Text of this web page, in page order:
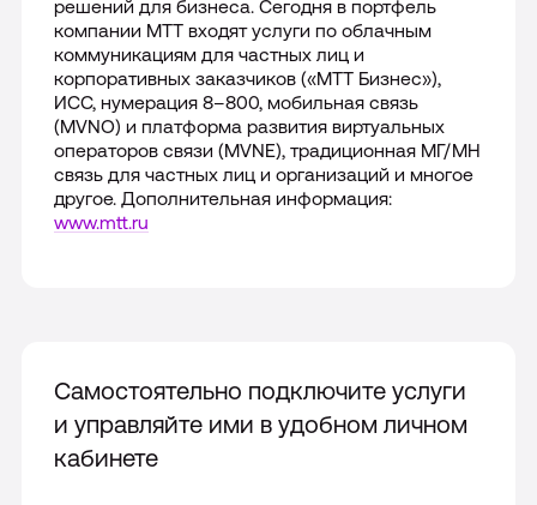
решений для бизнеса. Сегодня в портфель
компании МТТ входят услуги по облачным
коммуникациям для частных лиц и
корпоративных заказчиков («МТТ Бизнес»),
ИСС, нумерация 8–800, мобильная связь
(MVNO) и платформа развития виртуальных
операторов связи (MVNE), традиционная МГ/МН
связь для частных лиц и организаций и многое
другое. Дополнительная информация:
www.mtt.ru
Самостоятельно подключите услуги
и управляйте ими в удобном личном
кабинете